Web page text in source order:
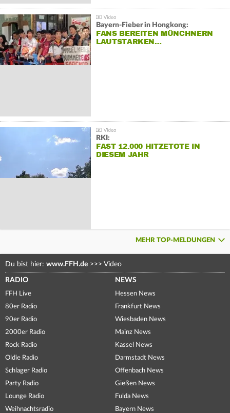
Bayern-Fieber in Hongkong:
FANS BEREITEN MÜNCHNERN
LAUTSTARKEN…
RKI:
FAST 12.000 HITZETOTE IN
DIESEM JAHR
MEHR TOP-MELDUNGEN
Du bist hier: www.FFH.de >>> Video
RADIO
FFH Live
80er Radio
90er Radio
2000er Radio
Rock Radio
Oldie Radio
Schlager Radio
Party Radio
Lounge Radio
Weihnachtsradio
NEWS
Hessen News
Frankfurt News
Wiesbaden News
Mainz News
Kassel News
Darmstadt News
Offenbach News
Gießen News
Fulda News
Bayern News